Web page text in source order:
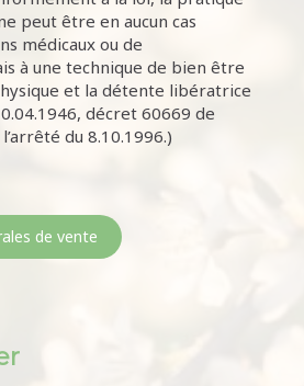
peut être en aucun cas
médicaux ou de
à une technique de bien être
et la détente libératrice
décret 60669 de
du 8.10.1996.)
de vente